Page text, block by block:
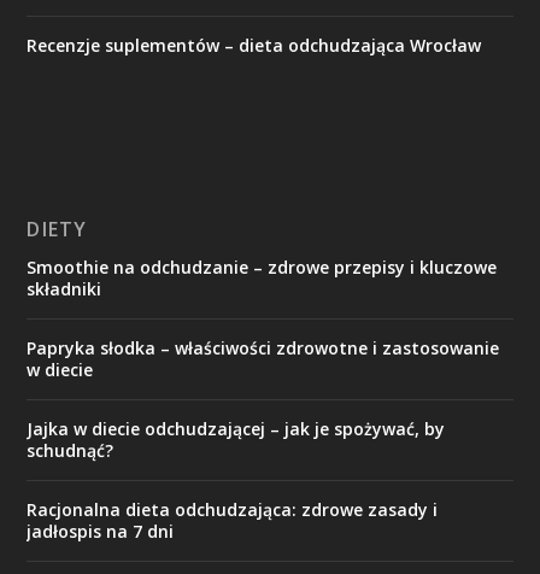
Recenzje suplementów – dieta odchudzająca Wrocław
DIETY
Smoothie na odchudzanie – zdrowe przepisy i kluczowe
składniki
Papryka słodka – właściwości zdrowotne i zastosowanie
w diecie
Jajka w diecie odchudzającej – jak je spożywać, by
schudnąć?
Racjonalna dieta odchudzająca: zdrowe zasady i
jadłospis na 7 dni